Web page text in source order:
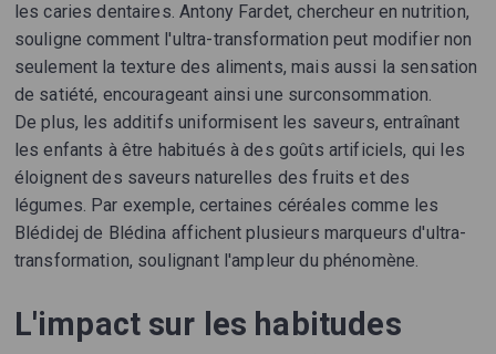
les caries dentaires. Antony Fardet, chercheur en nutrition,
souligne comment l'ultra-transformation peut modifier non
seulement la texture des aliments, mais aussi la sensation
de satiété, encourageant ainsi une surconsommation.
De plus, les additifs uniformisent les saveurs, entraînant
les enfants à être habitués à des goûts artificiels, qui les
éloignent des saveurs naturelles des fruits et des
légumes. Par exemple, certaines céréales comme les
Blédidej de Blédina affichent plusieurs marqueurs d'ultra-
transformation, soulignant l'ampleur du phénomène.
L'impact sur les habitudes